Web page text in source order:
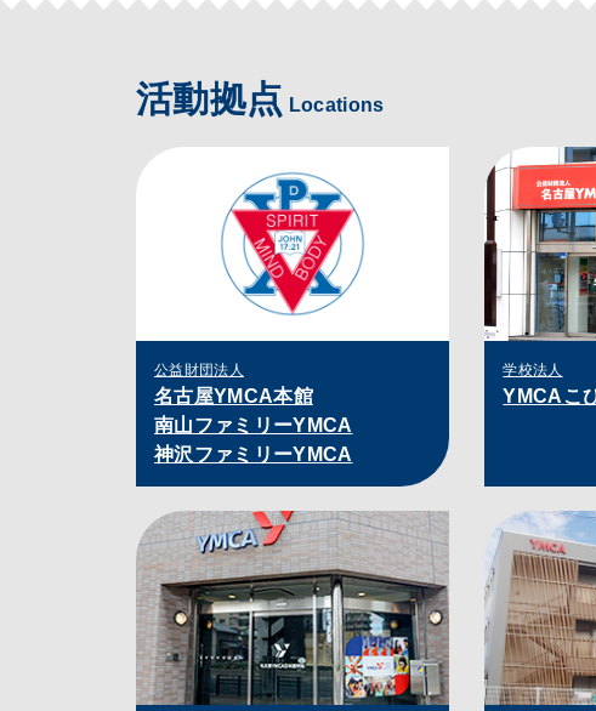
活動拠点 Locations
公益財団法人
名古屋YMCA本館
南山ファミリーYMCA
神沢ファミリーYMCA
学校法人
YMCAこ